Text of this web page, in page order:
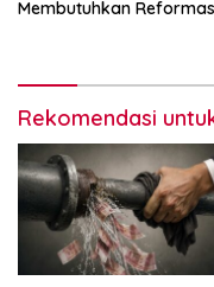
Membutuhkan
Rekomendasi